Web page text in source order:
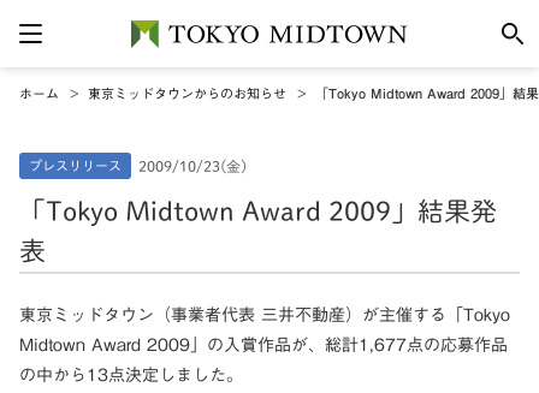
ホーム 東京ミッドタウンからのお知らせ 「Tokyo Midtown Award 2009」結
プレスリリース 2009/10/23(金)
「Tokyo Midtown Award 2009」結果発
表
東京ミッドタウン（事業者代表 三井不動産）が主催する「Tokyo
Midtown Award 2009」の入賞作品が、総計1,677点の応募作品
の中から13点決定しました。